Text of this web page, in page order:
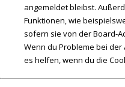
angemeldet bleibst.
Funktionen, wie
sofern sie von der Board-
Wenn du Probleme bei
es helfen, wenn du die